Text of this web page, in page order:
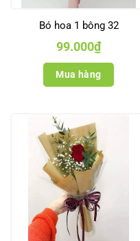
Bó hoa 1 bông 32
99.000₫
Mua hàng